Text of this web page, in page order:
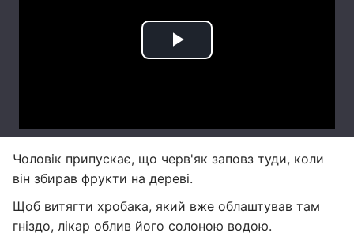
Чоловік припускає, що черв'як заповз туди, коли
він збирав фрукти на дереві.
Щоб витягти хробака, який вже облаштував там
гніздо, лікар облив його солоною водою.